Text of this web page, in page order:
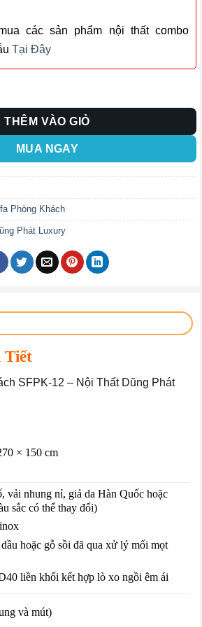
các sản phẩm nội thất combo
Tại Đây
SFPK-12 số lượng
THÊM VÀO GIỎ
MUA NGAY
Phòng Khách
Phát Luxury
Tiết
SFPK-12 – Nội Thất Dũng Phát
× 150 cm
vải nhung nỉ, giả da Hàn Quốc hoặc
sắc có thể thay đổi)
hoặc gỗ sồi đã qua xử lý mối mọt
liền khối kết hợp lò xo ngồi êm ái
và mút)